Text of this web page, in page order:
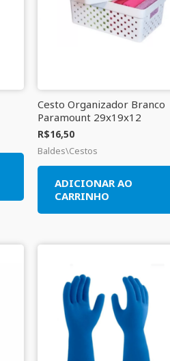
Cesto Organizador Branco
Paramount 29x19x12
R$16,50
Baldes\Cestos
ADICIONAR AO
CARRINHO